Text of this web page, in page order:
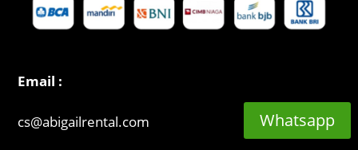
Email :
cs@abigailrental.com Whatsapp